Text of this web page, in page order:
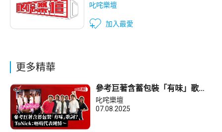
叱咤樂壇
加入最愛
更多精華
參考巨著含蓄包裝「有味」歌
詞？ToNick：唔明代表純情～
叱咤樂壇
07.08.2025